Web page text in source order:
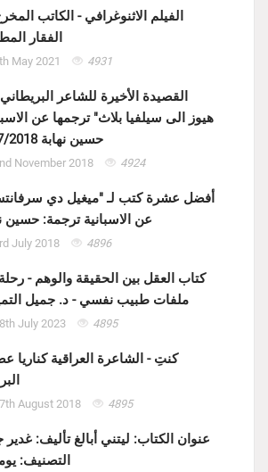
الفيلم الاثنوغرافي - الكاتب
الفقار
May 2021 4931
هيوز الى سيلفيا بلاث" ترجمها عن
حسين نهابة 19/7/2018
November 2018 4924
أفضل عشرة كتب لـ "ميغيل دي
عن الاسبانية ترجمة: حسين
July 2018 4896
كتاب العقل بين الحقيقة والوهم -
ملفات طبيب نفسي - د. جميل
July 2023 4895
كنتِ - الشاعرة العراقية كناريا
August 2018 4895
عنوان الكتاب: ليتني أبالغ تأليف: غدير
التصنيف: